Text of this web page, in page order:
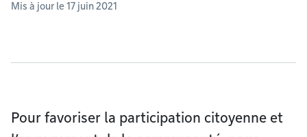
Mis à jour le 17 juin 2021
Pour favoriser la participation citoyenne et